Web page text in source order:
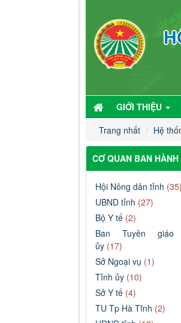
GIỚI THIỆU
Trang nhất
Hệ
CƠ QUAN BAN HÀNH
Hội Nông dân tỉnh (35)
UBND tỉnh (27)
Bộ Y tế (2)
Ban Tuyên giáo
ủy (17)
Sở Ngoại vụ (1)
Tỉnh ủy (10)
Sở Y tế (4)
TU Tp Hà Tĩnh (2)